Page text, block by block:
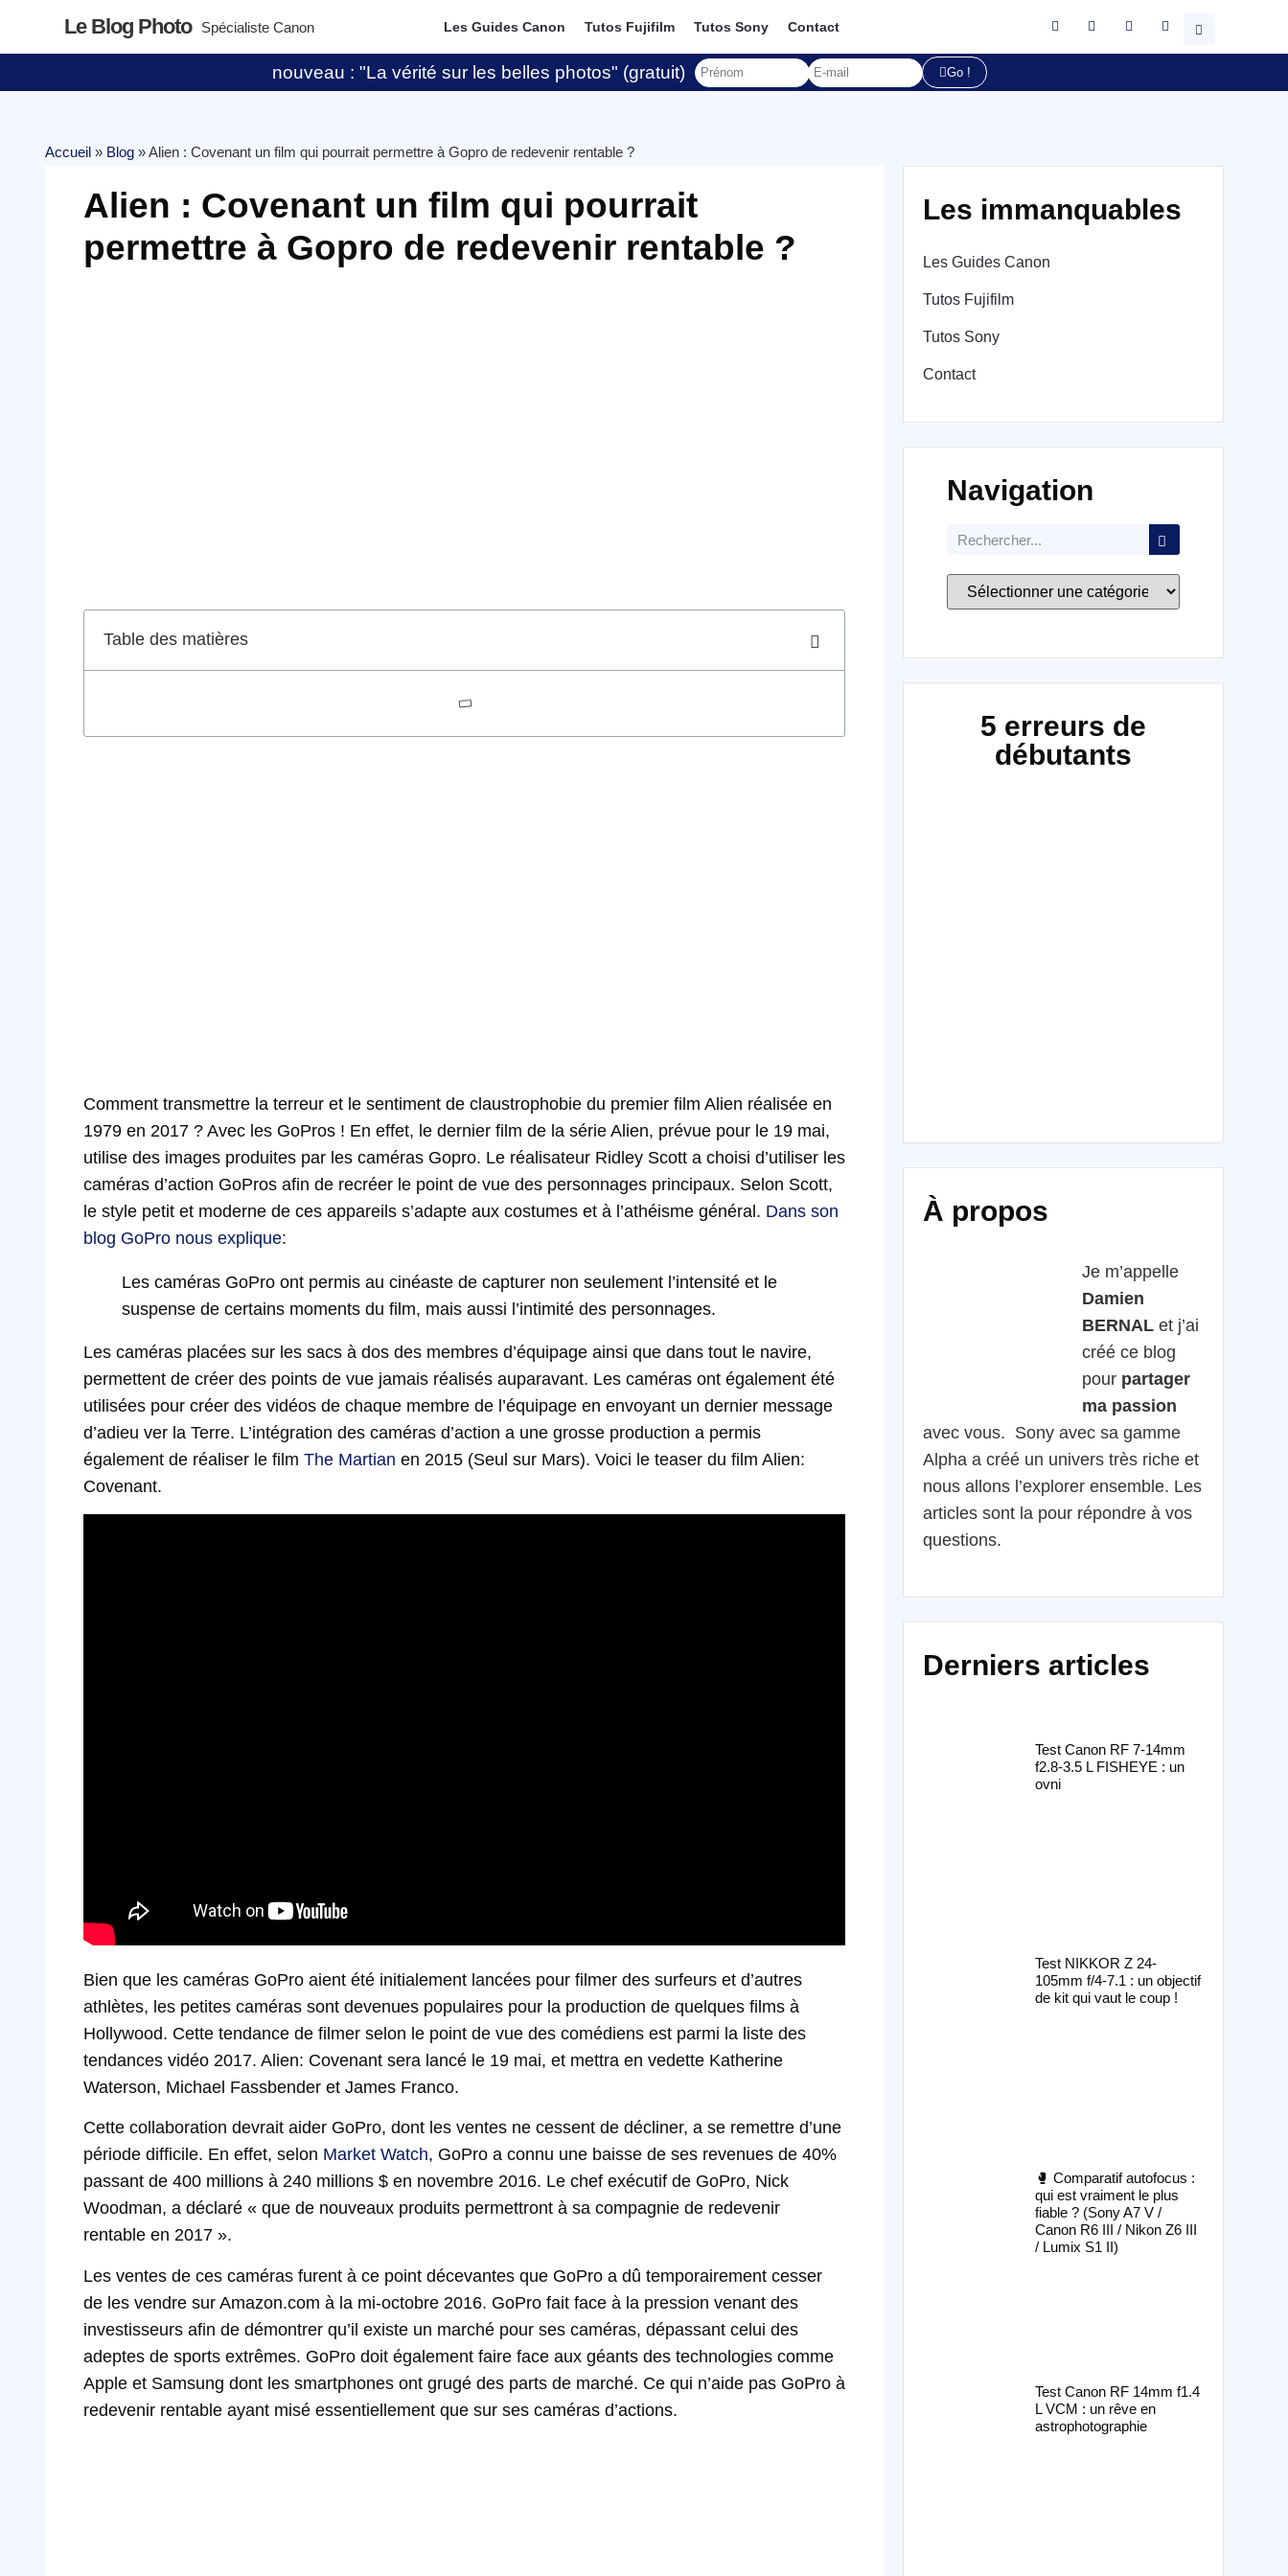
Le Blog Photo Spécialiste Canon Les Guides Canon Tutos Fujifilm Tutos Sony Contact
nouveau : "La vérité sur les belles photos" (gratuit) Go !
Accueil » Blog »Alien : Covenant un film qui pourrait permettre à Gopro de redevenir rentable ?
Alien : Covenant un film qui pourrait
permettre à Gopro de redevenir rentable ?
Table des matières
Comment transmettre la terreur et le sentiment de claustrophobie du premier film Alien réalisée en
1979 en 2017 ? Avec les GoPros ! En effet, le dernier film de la série Alien, prévue pour le 19 mai,
utilise des images produites par les caméras Gopro. Le réalisateur Ridley Scott a choisi d’utiliser les
caméras d’action GoPros afin de recréer le point de vue des personnages principaux. Selon Scott,
le style petit et moderne de ces appareils s’adapte aux costumes et à l’athéisme général. Dans son
blog GoPro nous explique:
Les caméras GoPro ont permis au cinéaste de capturer non seulement l’intensité et le
suspense de certains moments du film, mais aussi l’intimité des personnages.
Les caméras placées sur les sacs à dos des membres d’équipage ainsi que dans tout le navire,
permettent de créer des points de vue jamais réalisés auparavant. Les caméras ont également été
utilisées pour créer des vidéos de chaque membre de l’équipage en envoyant un dernier message
d’adieu ver la Terre. L’intégration des caméras d’action a une grosse production a permis
également de réaliser le film The Martian en 2015 (Seul sur Mars). Voici le teaser du film Alien:
Covenant.
Bien que les caméras GoPro aient été initialement lancées pour filmer des surfeurs et d’autres
athlètes, les petites caméras sont devenues populaires pour la production de quelques films à
Hollywood. Cette tendance de filmer selon le point de vue des comédiens est parmi la liste des
tendances vidéo 2017. Alien: Covenant sera lancé le 19 mai, et mettra en vedette Katherine
Waterson, Michael Fassbender et James Franco.
Cette collaboration devrait aider GoPro, dont les ventes ne cessent de décliner, a se remettre d’une
période difficile. En effet, selon Market Watch, GoPro a connu une baisse de ses revenues de 40%
passant de 400 millions à 240 millions $ en novembre 2016. Le chef exécutif de GoPro, Nick
Woodman, a déclaré « que de nouveaux produits permettront à sa compagnie de redevenir
rentable en 2017 ».
Les ventes de ces caméras furent à ce point décevantes que GoPro a dû temporairement cesser
de les vendre sur Amazon.com à la mi-octobre 2016. GoPro fait face à la pression venant des
investisseurs afin de démontrer qu’il existe un marché pour ses caméras, dépassant celui des
adeptes de sports extrêmes. GoPro doit également faire face aux géants des technologies comme
Apple et Samsung dont les smartphones ont grugé des parts de marché. Ce qui n’aide pas GoPro à
redevenir rentable ayant misé essentiellement que sur ses caméras d’actions.
Les immanquables
Les Guides Canon
Tutos Fujifilm
Tutos Sony
Contact
Navigation
5 erreurs de
débutants
À propos
Je m’appelle
Damien
BERNAL et j’ai
créé ce blog
pour partager
ma passion
avec vous. Sony avec sa gamme
Alpha a créé un univers très riche et
nous allons l’explorer ensemble. Les
articles sont la pour répondre à vos
questions.
Derniers articles
Test Canon RF 7-14mm
f2.8-3.5 L FISHEYE : un
ovni
Test NIKKOR Z 24-
105mm f/4-7.1 : un objectif
de kit qui vaut le coup !
🥊 Comparatif autofocus :
qui est vraiment le plus
fiable ? (Sony A7 V /
Canon R6 III / Nikon Z6 III
/ Lumix S1 II)
Test Canon RF 14mm f1.4
L VCM : un rêve en
astrophotographie